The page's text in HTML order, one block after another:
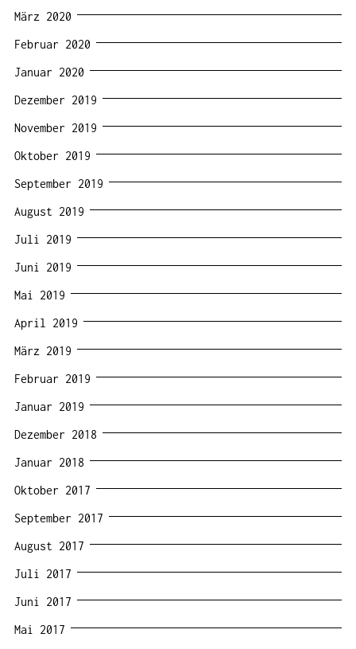
März 2020
Februar 2020
Januar 2020
Dezember 2019
November 2019
Oktober 2019
September 2019
August 2019
Juli 2019
Juni 2019
Mai 2019
April 2019
März 2019
Februar 2019
Januar 2019
Dezember 2018
Januar 2018
Oktober 2017
September 2017
August 2017
Juli 2017
Juni 2017
Mai 2017